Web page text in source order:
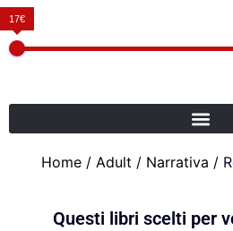
17€
Home/ Adult / Narrativa /
Questi libri scelti per